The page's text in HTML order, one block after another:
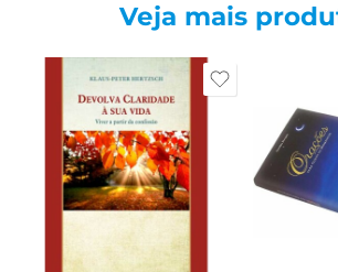
Veja mais